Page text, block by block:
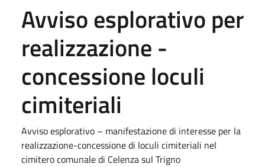
Avviso esplorativo per
realizzazione -
concessione loculi
cimiteriali
Avviso esplorativo – manifestazione di interesse per la
realizzazione-concessione di loculi cimiteriali nel
cimitero comunale di Celenza sul Trigno